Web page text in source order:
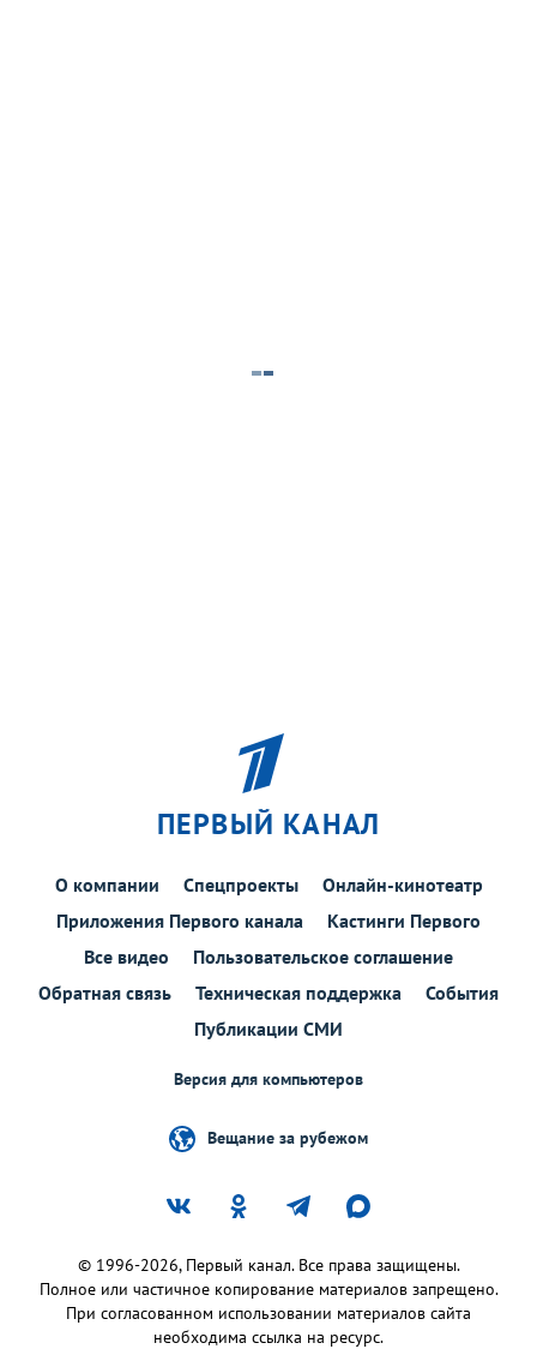
ПЕРВЫЙ КАНАЛ
О компании Спецпроекты
Онлайн-кинотеатр
Приложения Первого канала
Кастинги Первого
Все видео
Пользовательское соглашение
Обратная связь
Техническая поддержка
События
Публикации СМИ
Версия для компьютеров
Вещание за рубежом
© 1996-2026, Первый канал. Все права защищены.
Полное или частичное копирование материалов запрещено.
При согласованном использовании материалов сайта
необходима ссылка на ресурс.